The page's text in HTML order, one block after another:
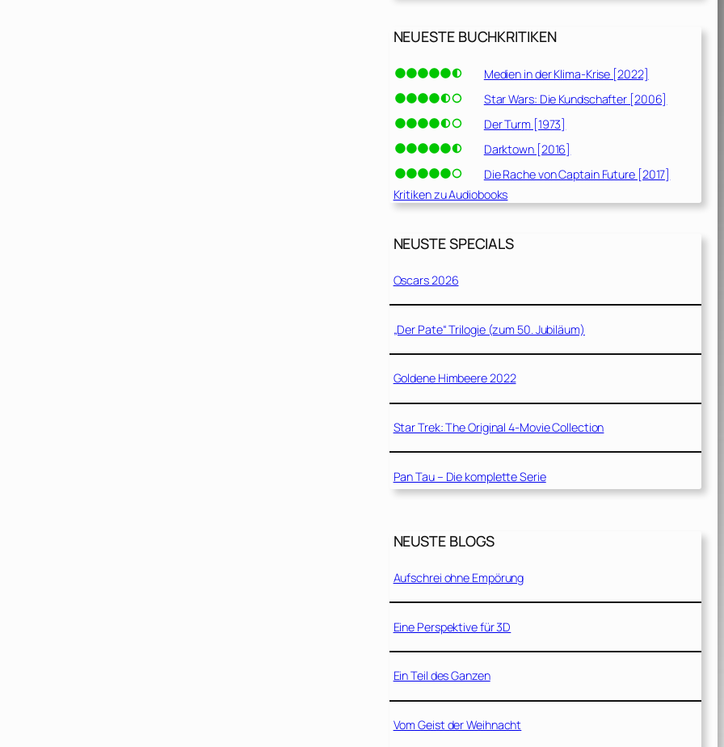
NEUESTE BUCHKRITIKEN
Medien in der Klima-Krise [2022]
Star Wars: Die Kundschafter [2006]
Der Turm [1973]
Darktown [2016]
Die Rache von Captain Future [2017]
Kritiken zu Audiobooks
NEUSTE SPECIALS
Oscars 2026
„Der Pate“ Trilogie (zum 50. Jubiläum)
Goldene Himbeere 2022
Star Trek: The Original 4-Movie Collection
Pan Tau – Die komplette Serie
NEUSTE BLOGS
Aufschrei ohne Empörung
Eine Perspektive für 3D
Ein Teil des Ganzen
Vom Geist der Weihnacht